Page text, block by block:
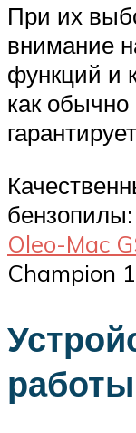
При их
внимание
функций и
как обычно
Oleo-Mac
Champion